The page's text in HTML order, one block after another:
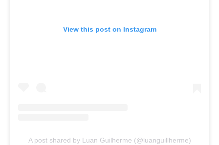
View this post on Instagram
A post shared by Luan Guilherme (@luanguillherme)